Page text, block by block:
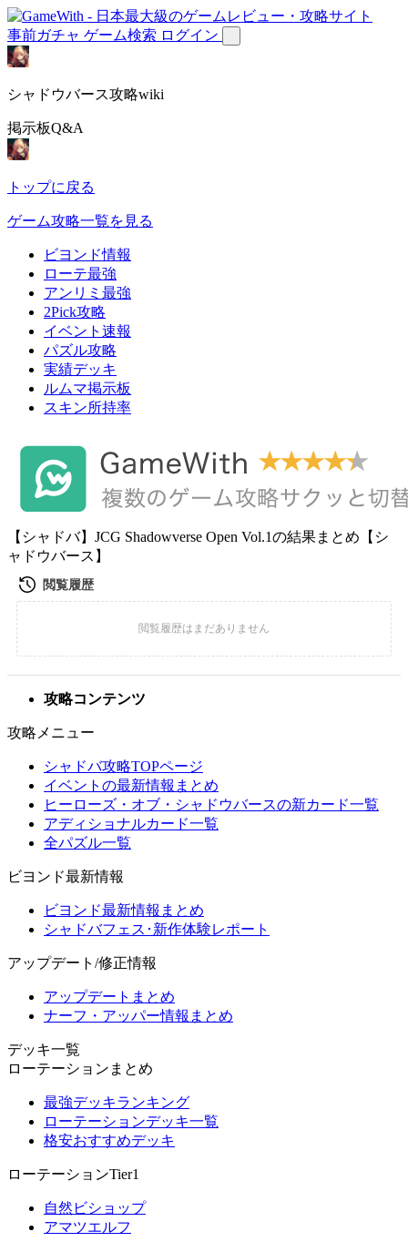
事前ガチャ ゲーム検索 ログイン
シャドウバース攻略wiki
掲示板Q&A
トップに戻る
ゲーム攻略一覧を見る
ビヨンド情報
ローテ最強
アンリミ最強
2Pick攻略
イベント速報
パズル攻略
実績デッキ
ルムマ掲示板
スキン所持率
【シャドバ】JCG Shadowverse Open Vol.1の結果まとめ【シ
ャドウバース】
攻略コンテンツ
攻略メニュー
シャドバ攻略TOPページ
イベントの最新情報まとめ
ヒーローズ・オブ・シャドウバースの新カード一覧
アディショナルカード一覧
全パズル一覧
ビヨンド最新情報
ビヨンド最新情報まとめ
シャドバフェス･新作体験レポート
アップデート/修正情報
アップデートまとめ
ナーフ・アッパー情報まとめ
デッキ一覧
ローテーションまとめ
最強デッキランキング
ローテーションデッキ一覧
格安おすすめデッキ
ローテーションTier1
自然ビショップ
アマツエルフ